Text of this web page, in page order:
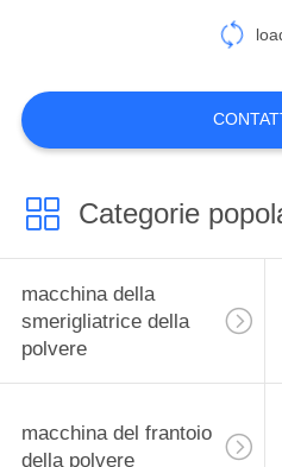
Macchina
macchina
polvere
Categorie
macchina della
smerigliatrice della
polvere
macchina del frantoio
della polvere